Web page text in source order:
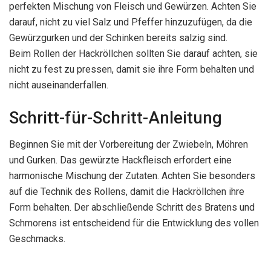
perfekten Mischung von Fleisch und Gewürzen. Achten Sie
darauf, nicht zu viel Salz und Pfeffer hinzuzufügen, da die
Gewürzgurken und der Schinken bereits salzig sind.
Beim Rollen der Hackröllchen sollten Sie darauf achten, sie
nicht zu fest zu pressen, damit sie ihre Form behalten und
nicht auseinanderfallen.
Schritt-für-Schritt-Anleitung
Beginnen Sie mit der Vorbereitung der Zwiebeln, Möhren
und Gurken. Das gewürzte Hackfleisch erfordert eine
harmonische Mischung der Zutaten. Achten Sie besonders
auf die Technik des Rollens, damit die Hackröllchen ihre
Form behalten. Der abschließende Schritt des Bratens und
Schmorens ist entscheidend für die Entwicklung des vollen
Geschmacks.